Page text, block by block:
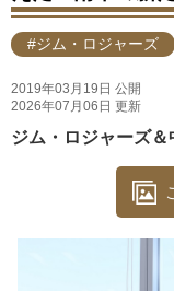
#ジム・ロジャーズ
2019年03月19日 公開
2026年07月06日 更新
ジム・ロジャーズ＆